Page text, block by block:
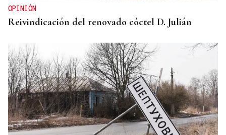
OPINIÓN
Reivindicación del renovado cóctel D. Julián